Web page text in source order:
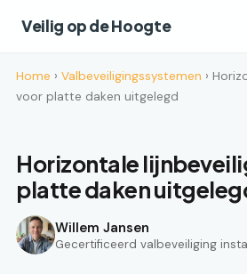
Veilig op de Hoogte
Home › Valbeveiligingssystemen ›
voor platte daken uitgelegd
Horizontale
platte daken
Willem Jansen
Gecertificeerd valbeveiliging